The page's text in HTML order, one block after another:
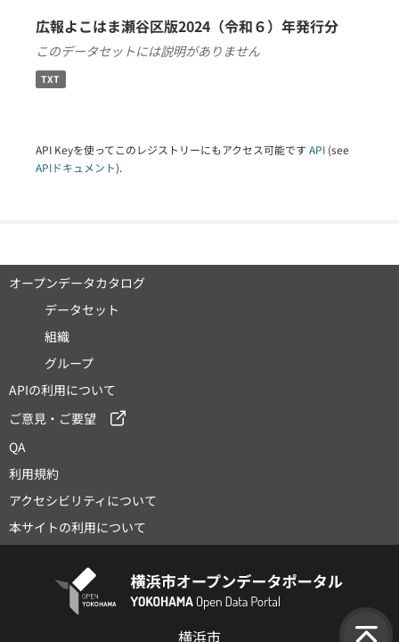
広報よこはま瀬谷区版2024（令和６）年発行分
このデータセットには説明がありません
TXT
API Keyを使ってこのレジストリーにもアクセス可能です API (see
APIドキュメント).
オープンデータカタログ
データセット
組織
グループ
APIの利用について
ご意見・ご要望
QA
利用規約
アクセシビリティについて
本サイトの利用について
横浜市